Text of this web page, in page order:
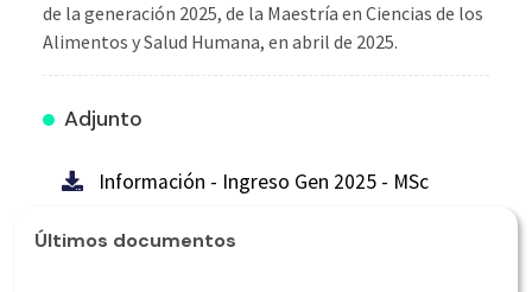
de la generación 2025, de la Maestría en Ciencias de los
Alimentos y Salud Humana, en abril de 2025.
Adjunto
Información - Ingreso Gen 2025 - MSc
Últimos documentos